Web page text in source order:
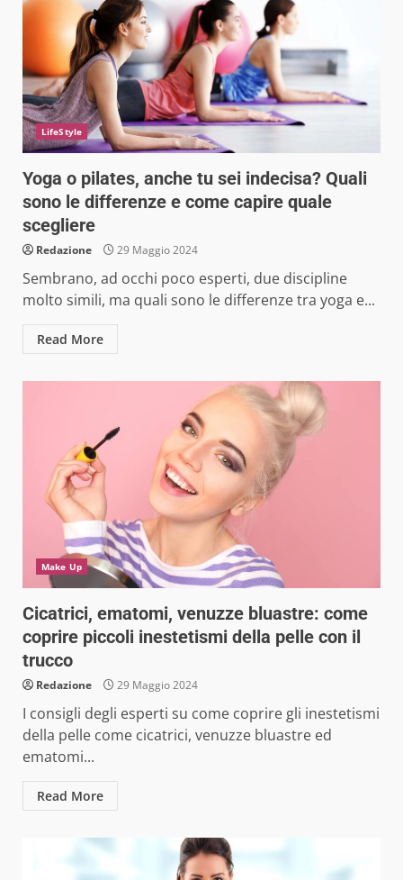
LifeStyle
Yoga o pilates, anche tu sei indecisa? Quali
sono le differenze e come capire quale
scegliere
Redazione 29 Maggio 2024
Sembrano, ad occhi poco esperti, due discipline
molto simili, ma quali sono le differenze tra yoga e...
Read More
Make Up
Cicatrici, ematomi, venuzze bluastre: come
coprire piccoli inestetismi della pelle con il
trucco
Redazione 29 Maggio 2024
I consigli degli esperti su come coprire gli inestetismi
della pelle come cicatrici, venuzze bluastre ed
ematomi...
Read More